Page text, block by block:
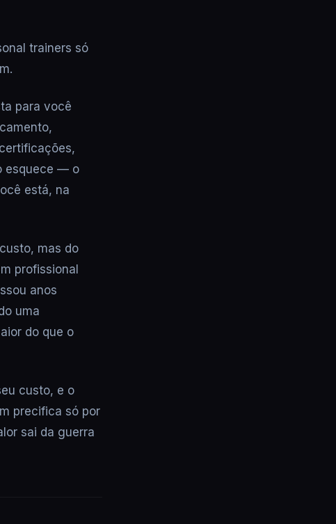
trainers só
para você
esquece — o
está, na
mas do
profissional
anos
uma
do que o
custo, e o
precifica só por
sai da guerra